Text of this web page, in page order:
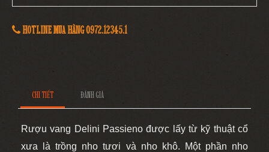
HOTLINE MUA HÀNG 0972.12345.1
CHI TIẾT ĐÁNH GIÁ
Rượu vang Delini Passieno được lấy từ kỹ thuật cổ
xưa là trồng nho tươi và nho khô. Một phần nho